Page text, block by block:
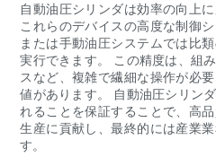
自動油圧シリンダは効率の向上
これらのデバイスの高度な制御
または手動油圧システムでは比
実行できます。 この精度は、組
スなど、複雑で繊細な操作が必
値があります。 自動油圧シリン
れることを保証することで、高
生産に貢献し、最終的には産業
す。